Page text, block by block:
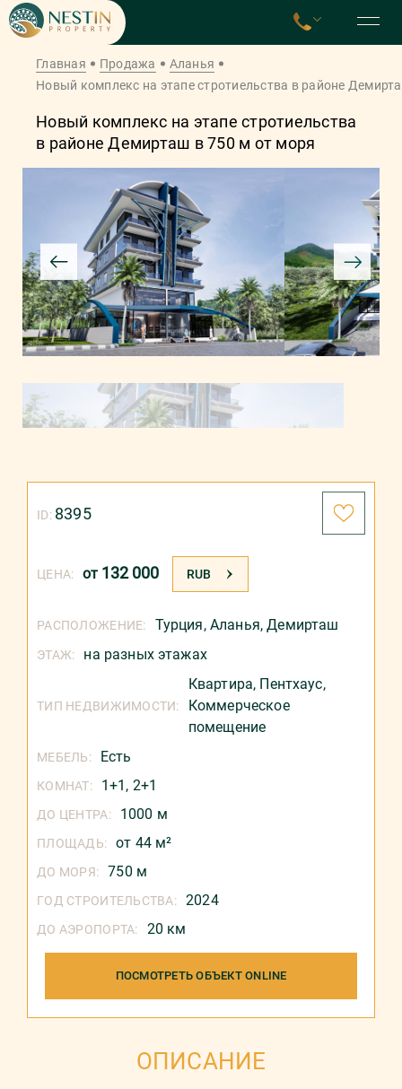
Главная Продажа
Аланья
Новый комплекс на этапе стротиельства в районе
Новый комплекс на этапе стротиельства
в районе Демирташ в 750 м от моря
ЦЕНА: от 132 000 RUB
ID: 8395
РАСПОЛОЖЕНИЕ: Турция, Аланья,Демирташ
ЭТАЖ: на разных этажах
ТИП НЕДВИЖИМОСТИ:
Квартира, Пентхаус,
Коммерческое
помещение
МЕБЕЛЬ: Есть
КОМНАТ: 1+1, 2+1
ДО ЦЕНТРА: 1000 м
ПЛОЩАДЬ: от 44 м²
ДО МОРЯ: 750 м
ГОД СТРОИТЕЛЬСТВА: 2024
ДО АЭРОПОРТА: 20 км
ПОСМОТРЕТЬ ОБЪЕКТ ONLINE
ОПИСАНИЕ